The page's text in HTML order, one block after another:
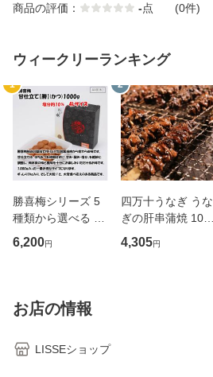
商品の評価： -点 (0件)
ウィークリーランキング
1
勝喜梅シリーズ 5
種類から選べる 大
容量 大粒 お中元
お歳暮 ギフト 贈り
6,200円
2
四万十うなぎ うな
ぎの肝串蒲焼 10本
セット【鰻/蒲焼き/
国内産/ご飯のお供/
4,305円
お店の情報
LISSEショップ